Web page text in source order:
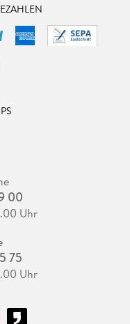
00
Uhr
75
Uhr